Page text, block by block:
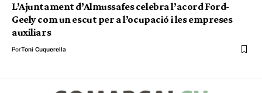
L’Ajuntament d’Almussafes celebra l’acord Ford-
Geely com un escut per a l’ocupació i les empreses
auxiliars
PorToni Cuquerella